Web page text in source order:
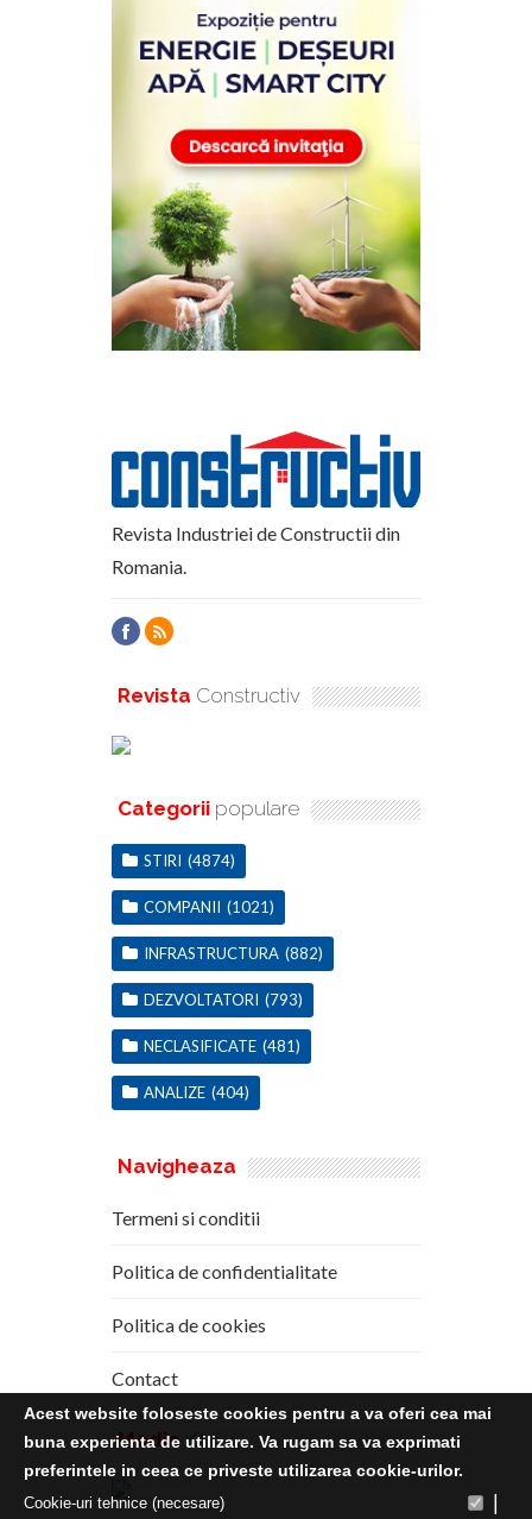
Revista Industriei de Constructii din
Romania.
Revista Constructiv
Categorii populare
STIRI (4874)
COMPANII (1021)
INFRASTRUCTURA (882)
DEZVOLTATORI (793)
NECLASIFICATE (481)
ANALIZE (404)
Navigheaza
Termeni si conditii
Politica de confidentialitate
Politica de cookies
Contact
Media Kit
Acest website foloseste cookies pentru a va oferi cea mai
buna experienta de utilizare. Va rugam sa va exprimati
preferintele in ceea ce priveste utilizarea cookie-urilor.
Cookie-uri tehnice (necesare)